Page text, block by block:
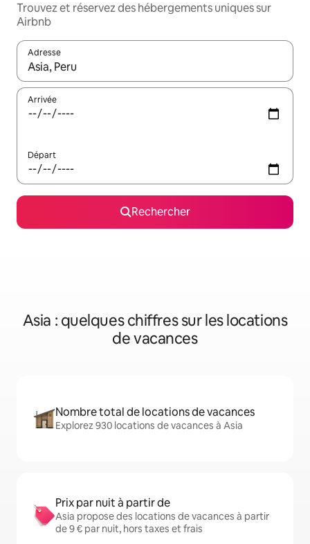
Trouvez et réservez des hébergements uniques sur
Airbnb
Adresse
Lorsque les résultats s'affichent, utilisez les flèches vers le
Arrivée
Départ
Rechercher
Asia : quelques chiffres sur les locations
de vacances
Nombre total de locations de vacances
Explorez 930 locations de vacances à Asia
Prix par nuit à partir de
Asia propose des locations de vacances à partir
de 9 € par nuit, hors taxes et frais